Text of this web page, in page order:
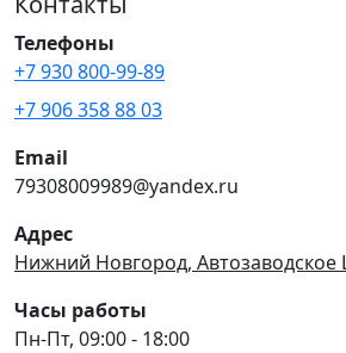
Телефоны
+7 930 800-99-89
+7 906 358 88 03
Email
79308009989@yandex.ru
Адрес
Нижний Новгород, Автозаводское
Часы работы
Пн-Пт, 09:00 - 18:00